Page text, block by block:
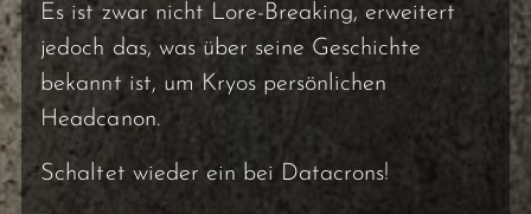
Es ist zwar nicht Lore-Breaking, erweitert
jedoch das, was über seine Geschichte
bekannt ist, um Kryos persönlichen
Headcanon.
Schaltet wieder ein bei Datacrons!